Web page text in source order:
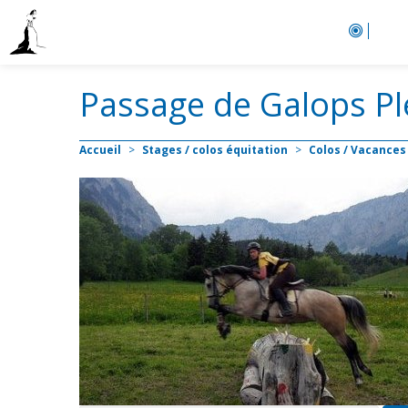
Passage de Galops
Accueil > Stages / colos équitation > Colos /